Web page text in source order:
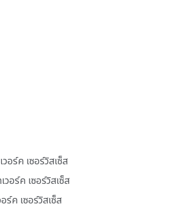
อร์ค เซอร์วิสเซ็ส
อร์ค เซอร์วิสเซ็ส
ร์ค เซอร์วิสเซ็ส